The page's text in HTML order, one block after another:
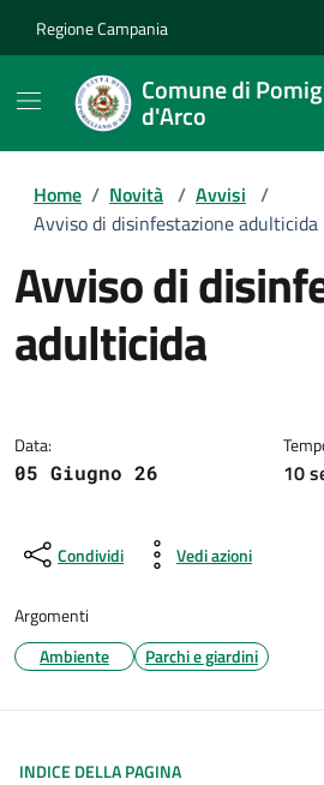
Regione Campania
Comune di
d'Arco
Home / Novità / Avvisi /
Avviso di disinfestazione adulticida
avviso di disinfestazione
adulticida
Data:
05 Giugno 26
10
Condividi Vedi azioni
Argomenti
Ambiente
Parchi e giardini
INDICE DELLA PAGINA